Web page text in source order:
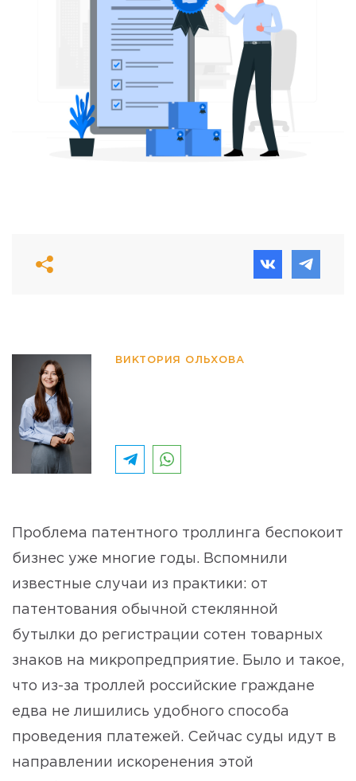
ВИКТОРИЯ ОЛЬХОВА
Проблема патентного троллинга беспокоит
бизнес уже многие годы. Вспомнили
известные случаи из практики: от
патентования обычной стеклянной
бутылки до регистрации сотен товарных
знаков на микропредприятие. Было и такое,
что из-за троллей российские граждане
едва не лишились удобного способа
проведения платежей. Сейчас суды идут в
направлении искоренения этой